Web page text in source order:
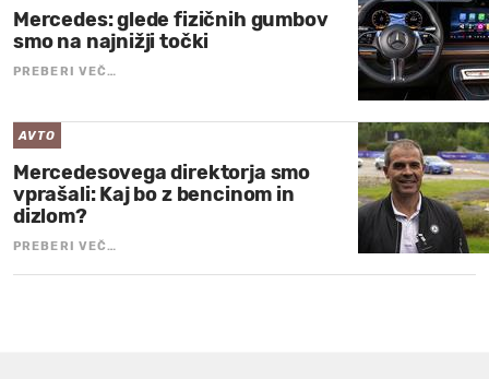
Mercedes: glede fizičnih gumbov
smo na najnižji točki
PREBERI VEČ…
AVTO
Mercedesovega direktorja smo
vprašali: Kaj bo z bencinom in
dizlom?
PREBERI VEČ…